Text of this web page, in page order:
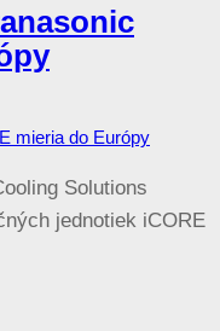
Solutions
jednotiek iCORE